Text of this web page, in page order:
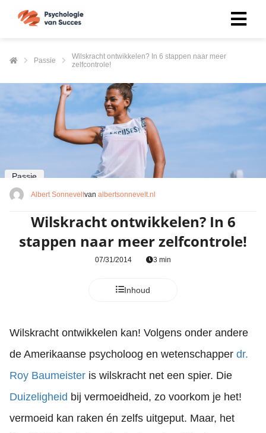
Passie
Wilskracht ontwikkelen? In 6 stappen naar meer
zelfcontrole!
Passie
Albert Sonneveltvan albertsonnevelt.nl
Wilskracht ontwikkelen? In 6
stappen naar meer zelfcontrole!
07/31/2014 3 min
Inhoud
Wilskracht ontwikkelen kan! Volgens onder andere
de Amerikaanse psycholoog en wetenschapper dr.
Roy Baumeister is wilskracht net een spier. Die
Duizeligheid bij vermoeidheid, zo voorkom je het!
vermoeid kan raken én zelfs uitgeput. Maar, het